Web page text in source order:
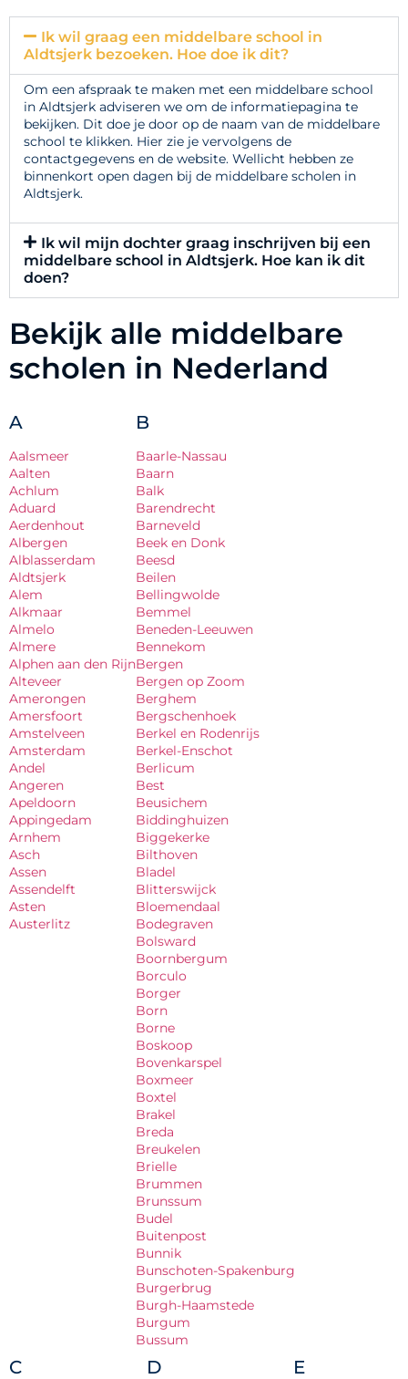
Ik wil graag een middelbare school in
Aldtsjerk bezoeken. Hoe doe ik dit?
Om een afspraak te maken met een middelbare school
in Aldtsjerk adviseren we om de informatiepagina te
bekijken. Dit doe je door op de naam van de middelbare
school te klikken. Hier zie je vervolgens de
contactgegevens en de website. Wellicht hebben ze
binnenkort open dagen bij de middelbare scholen in
Aldtsjerk.
Ik wil mijn dochter graag inschrijven bij een
middelbare school in Aldtsjerk. Hoe kan ik dit
doen?
Bekijk alle middelbare
scholen in Nederland
A
Aalsmeer
Aalten
Achlum
Aduard
Aerdenhout
Albergen
Alblasserdam
Aldtsjerk
Alem
Alkmaar
Almelo
Almere
Alphen aan den Rijn
Alteveer
Amerongen
Amersfoort
Amstelveen
Amsterdam
Andel
Angeren
Apeldoorn
Appingedam
Arnhem
Asch
Assen
Assendelft
Asten
Austerlitz
B
Baarle-Nassau
Baarn
Balk
Barendrecht
Barneveld
Beek en Donk
Beesd
Beilen
Bellingwolde
Bemmel
Beneden-Leeuwen
Bennekom
Bergen
Bergen op Zoom
Berghem
Bergschenhoek
Berkel en Rodenrijs
Berkel-Enschot
Berlicum
Best
Beusichem
Biddinghuizen
Biggekerke
Bilthoven
Bladel
Blitterswijck
Bloemendaal
Bodegraven
Bolsward
Boornbergum
Borculo
Borger
Born
Borne
Boskoop
Bovenkarspel
Boxmeer
Boxtel
Brakel
Breda
Breukelen
Brielle
Brummen
Brunssum
Budel
Buitenpost
Bunnik
Bunschoten-Spakenburg
Burgerbrug
Burgh-Haamstede
Burgum
Bussum
C D E